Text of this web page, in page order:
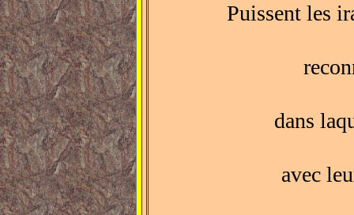
Puissent les
dans
avec